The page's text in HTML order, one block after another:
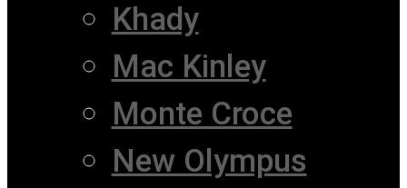
Khady
Mac Kinley
Monte Croce
New Olympus